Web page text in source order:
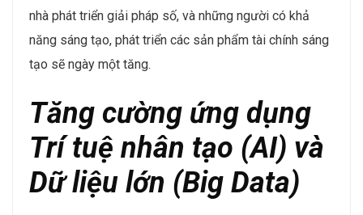
nhà phát triển giải pháp số, và những người có khả
năng sáng tạo, phát triển các sản phẩm tài chính sáng
tạo sẽ ngày một tăng.
Tăng cường ứng dụng
Trí tuệ nhân tạo (AI) và
Dữ liệu lớn (Big Data)